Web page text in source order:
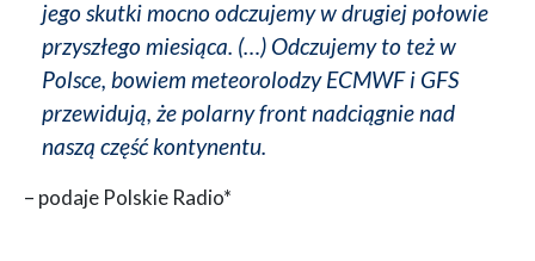
jego skutki mocno odczujemy w drugiej połowie
przyszłego miesiąca. (…) Odczujemy to też w
Polsce, bowiem meteorolodzy ECMWF i GFS
przewidują, że polarny front nadciągnie nad
naszą część kontynentu.
– podaje Polskie Radio*